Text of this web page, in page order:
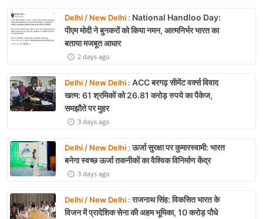
Delhi / New Delhi : National Handloo Day:
पीएम मोदी ने बुनकरों को किया नमन, आत्मनिर्भर भारत का
बताया मजबूत आधार
2 days ago
Delhi / New Delhi : ACC बरगढ़ सीमेंट वर्क्स विवाद
खत्म: 61 श्रमिकों को 26.81 करोड़ रुपये का पैकेज,
समझौते पर मुहर
3 days ago
Delhi / New Delhi :ऊर्जा सुरक्षा पर कुमारस्वामी: भारत
बनेगा स्वच्छ ऊर्जा तकनीकों का वैश्विक विनिर्माण केंद्र
3 days ago
Delhi / New Delhi :राजनाथ सिंह: विकसित भारत के
विजन में प्रादेशिक सेना की अहम भूमिका, 10 करोड़ पौधे